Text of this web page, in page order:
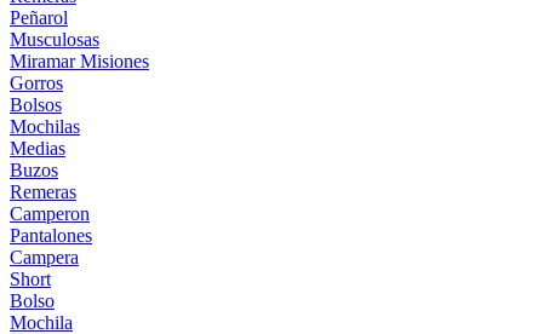
Peñarol
Musculosas
Miramar Misiones
Gorros
Bolsos
Mochilas
Medias
Buzos
Remeras
Camperon
Pantalones
Campera
Short
Bolso
Mochila